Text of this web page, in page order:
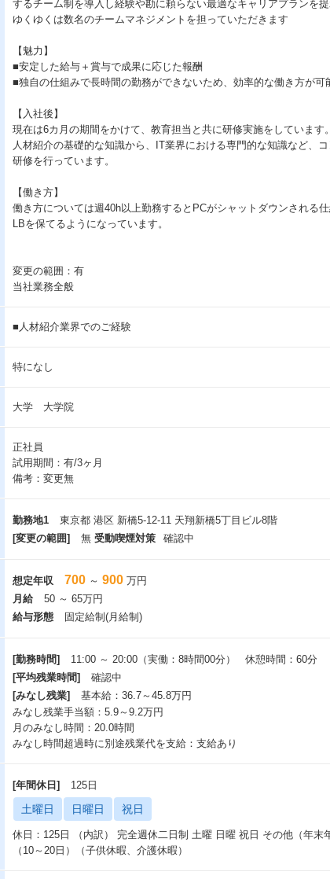
するチーム制を導入し経験や勘に頼らない最適なキャリアプランを
ゆくゆくは数名のチームマネジメントを担っていただきます
【魅力】
■安定した給与＋賞与で成果に応じた報酬
■独自の仕組みで長時間の勤務ができないため、効率的な働き方が可
【入社後】
現在は6カ月の期間をかけて、教育担当と共に研修実施をしています。
人材紹介の基礎的な知識から、IT業界における専門的な知識など、
研修を行っています。
【働き方】
働き方については週40h以上勤務するとPCがシャットダウンされる
LBを保てるようになっています。
変更の範囲：有
当社業務全般
■人材紹介業界でのご経験
特になし
大学 大学院
正社員
試用期間：有/3ヶ月
備考：変更無
勤務地1
東京都 港区 新橋5-12-11 天翔新橋5丁目ビル8階
[変更の範囲]
無 受動喫煙対策 確認中
想定年収 700 ～ 900 万円
月給
50 ～ 65万円
給与形態
固定給制(月給制)
[勤務時間]
11:00 ～ 20:00（実働：8時間00分） 休憩時間：60分
[平均残業時間]
確認中
[みなし残業]
基本給：36.7～45.8万円
みなし残業手当額：5.9～9.2万円
月のみなし時間：20.0時間
みなし時間超過時に別途残業代を支給：支給あり
[年間休日] 125日
土曜日 日曜日 祝日
休日：125日 （内訳） 完全週休二日制 土曜 日曜 祝日 その他（年
（10～20日）（子供休暇、介護休暇）